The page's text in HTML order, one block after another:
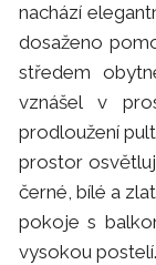
nachází
dosaženo
středem
vznášel v
prodloužení
prostor
černé, bílé a
pokoje s
vysokou